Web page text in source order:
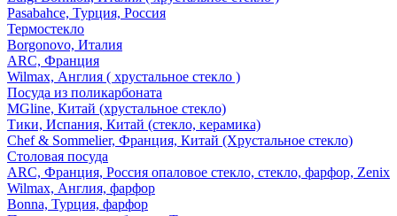
Pasabahce, Турция, Россия
Термостекло
Borgonovo, Италия
ARC, Франция
Wilmax, Англия ( хрустальное стекло )
Посуда из поликарбоната
MGline, Китай (хрустальное стекло)
Тики, Испания, Китай (стекло, керамика)
Chef & Sommelier, Франция, Китай (Хрустальное стекло)
Столовая посуда
ARC, Франция, Россия опаловое стекло, стекло, фарфор, Zenix
Wilmax, Англия, фарфор
Bonna, Турция, фарфор